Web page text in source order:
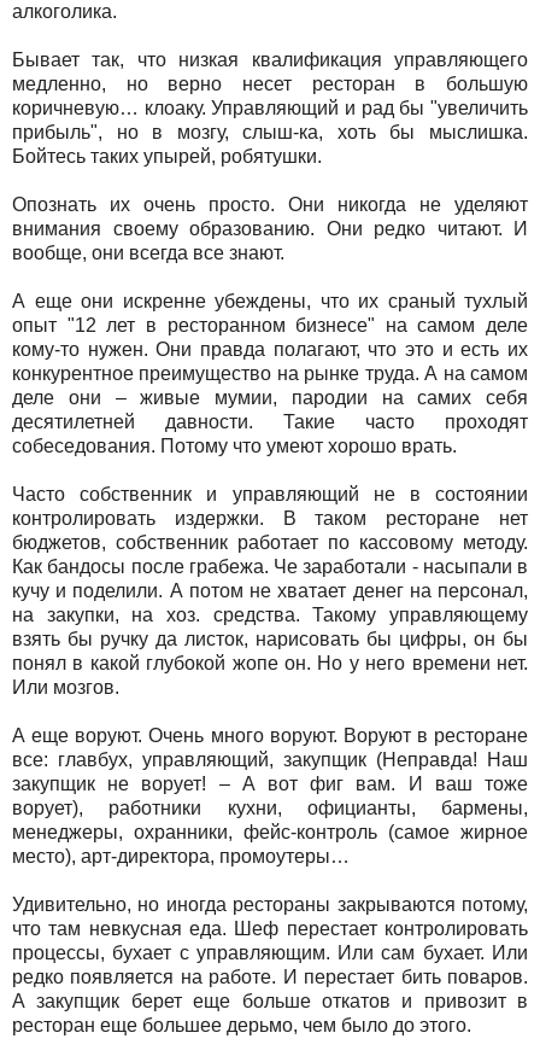
алкоголика.
Бывает так, что низкая квалификация управляющего
медленно, но верно несет ресторан в большую
коричневую… клоаку. Управляющий и рад бы "увеличить
прибыль", но в мозгу, слыш-ка, хоть бы мыслишка.
Бойтесь таких упырей, робятушки.
Опознать их очень просто. Они никогда не уделяют
внимания своему образованию. Они редко читают. И
вообще, они всегда все знают.
А еще они искренне убеждены, что их сраный тухлый
опыт "12 лет в ресторанном бизнесе" на самом деле
кому-то нужен. Они правда полагают, что это и есть их
конкурентное преимущество на рынке труда. А на самом
деле они – живые мумии, пародии на самих себя
десятилетней давности. Такие часто проходят
собеседования. Потому что умеют хорошо врать.
Часто собственник и управляющий не в состоянии
контролировать издержки. В таком ресторане нет
бюджетов, собственник работает по кассовому методу.
Как бандосы после грабежа. Че заработали - насыпали в
кучу и поделили. А потом не хватает денег на персонал,
на закупки, на хоз. средства. Такому управляющему
взять бы ручку да листок, нарисовать бы цифры, он бы
понял в какой глубокой жопе он. Но у него времени нет.
Или мозгов.
А еще воруют. Очень много воруют. Воруют в ресторане
все: главбух, управляющий, закупщик (Неправда! Наш
закупщик не ворует! – А вот фиг вам. И ваш тоже
ворует), работники кухни, официанты, бармены,
менеджеры, охранники, фейс-контроль (самое жирное
место), арт-директора, промоутеры…
Удивительно, но иногда рестораны закрываются потому,
что там невкусная еда. Шеф перестает контролировать
процессы, бухает с управляющим. Или сам бухает. Или
редко появляется на работе. И перестает бить поваров.
А закупщик берет еще больше откатов и привозит в
ресторан еще большее дерьмо, чем было до этого.